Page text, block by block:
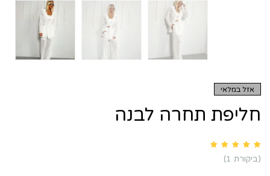
אזל במלאי
חליפת תחרה לבנה
1
customer rating
(ביקורת 1
)